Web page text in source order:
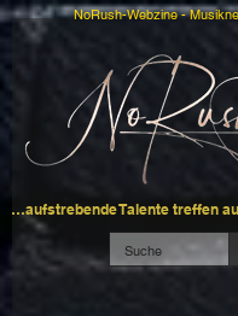
…aufstrebende Talente treffen
NoRush-Webzine -